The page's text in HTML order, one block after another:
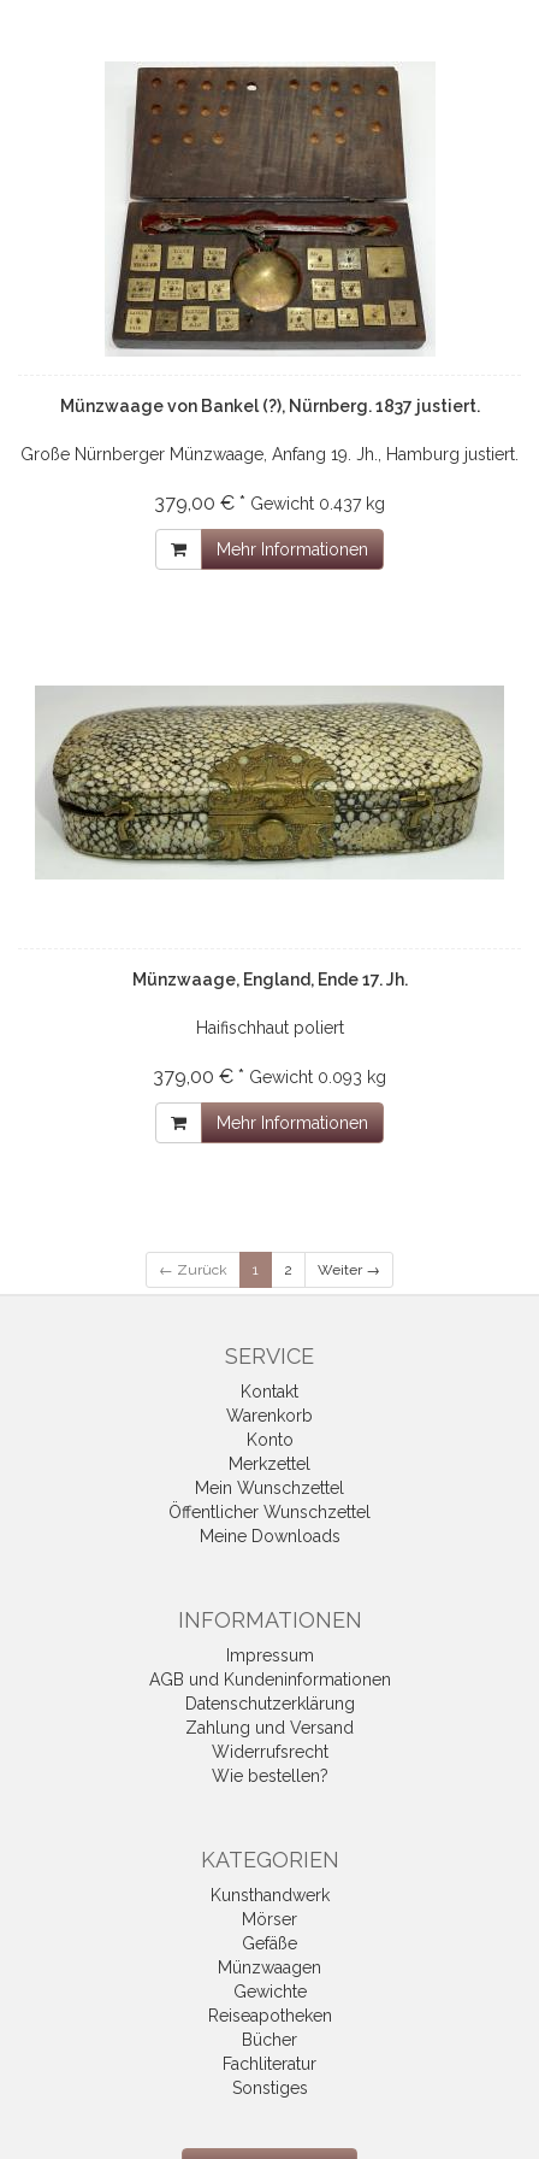
Münzwaage von Bankel (?), Nürnberg. 1837 justiert.
Große Nürnberger Münzwaage, Anfang 19. Jh., Hamburg justiert.
379,00 € * Gewicht 0.437 kg
Mehr Informationen
Münzwaage, England, Ende 17. Jh.
Haifischhaut poliert
379,00 € * Gewicht 0.093 kg
Mehr Informationen
← Zurück 1 2 Weiter →
SERVICE
Kontakt
Warenkorb
Konto
Merkzettel
Mein Wunschzettel
Öffentlicher Wunschzettel
Meine Downloads
INFORMATIONEN
Impressum
AGB und Kundeninformationen
Datenschutzerklärung
Zahlung und Versand
Widerrufsrecht
Wie bestellen?
KATEGORIEN
Kunsthandwerk
Mörser
Gefäße
Münzwaagen
Gewichte
Reiseapotheken
Bücher
Fachliteratur
Sonstiges